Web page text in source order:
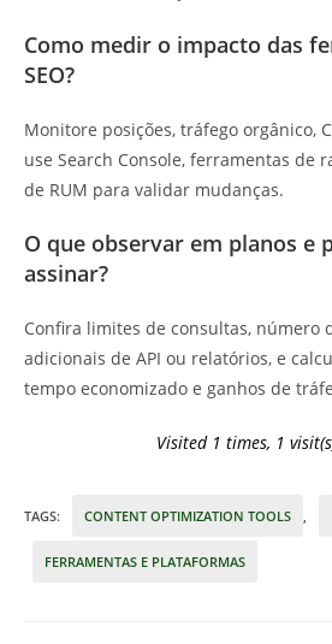
Como medir o impacto das
SEO?
Monitore posições, tráfego orgânico,
use Search Console, ferramentas de
de RUM para validar mudanças.
O que observar em planos e
assinar?
Confira limites de consultas, número
adicionais de API ou relatórios, e
tempo economizado e ganhos de
Visited 1 times, 1
TAGS: CONTENT OPTIMIZATION TOOLS
FERRAMENTAS E PLATAFORMAS